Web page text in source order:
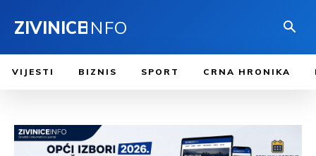
ZIVINICEINFO
VIJESTI BIZNIS SPORT CRNA HRONIKA